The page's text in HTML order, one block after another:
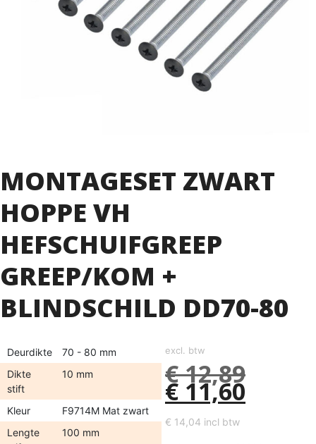
MONTAGESET ZWART
HOPPE VH
HEFSCHUIFGREEP
GREEP/KOM +
BLINDSCHILD DD70-80
Deurdikte
70 - 80 mm
Dikte
stift
10 mm
Kleur
F9714M Mat zwart
Lengte
100 mm
excl. btw
€12,89
€ 11,60
€ 14,04 incl btw